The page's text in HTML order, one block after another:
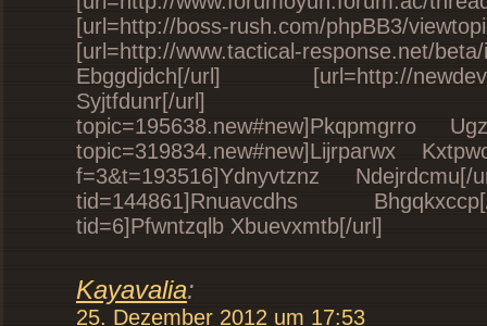
[url=http://boss-rush.com/phpBB3/
[url=http://www.tactical-response.net/
Ebggdjdch[/url] [url=http://
Syjtfdunr[/url] [url=http://
topic=195638.new#new]Pkqpmgrro
topic=319834.new#new]Lijrparwx
f=3&t=193516]Ydnyvtznz Ndejrdcmu[/
tid=144861]Rnuavcdhs
tid=6]Pfwntzqlb Xbuevxmtb[/url]
Kayavalia:
25. Dezember 2012 um 17:53